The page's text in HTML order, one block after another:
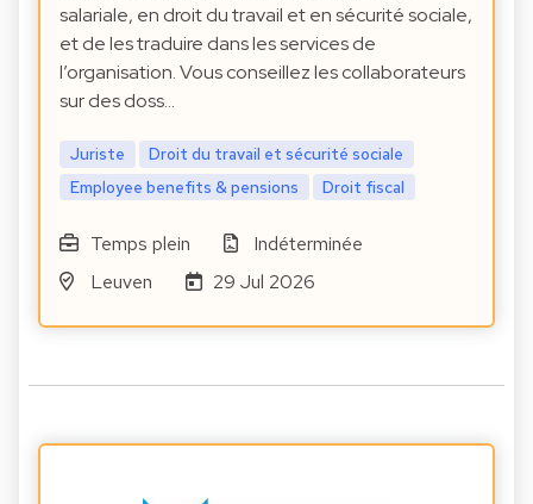
salariale, en droit du travail et en sécurité sociale,
et de les traduire dans les services de
l’organisation. Vous conseillez les collaborateurs
sur des doss…
Juriste
Droit du travail et sécurité sociale
Employee benefits & pensions
Droit fiscal
Temps plein
Indéterminée
Leuven
29 Jul 2026